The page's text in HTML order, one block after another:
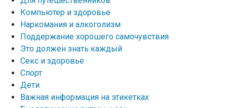
Компьютер и здоровье
Наркомания и алкоголизм
Поддержание хорошего самочувствия
Это должен знать каждый
Секс и здоровье
Спорт
Дети
Важная информация на этикетках